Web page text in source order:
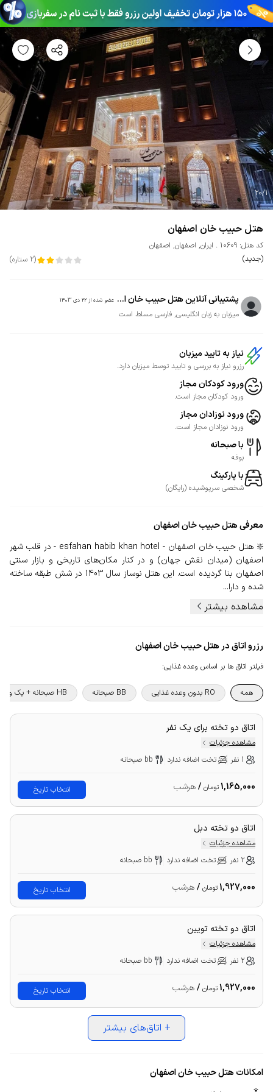
20/1
هتل حبیب خان اصفهان
کد هتل: 10609 ایران, اصفهان, اصفهان
(جدید)
(
2 ستاره)
پشتیبانی آنلاین هتل حبیب خان ا... عضو شده از 22 دی 1403
میزبان به زبان انگلیسی, فارسی مسلط است
نیاز به تایید میزبان
رزرو نیاز به بررسی و تایید توسط میزبان دارد.
ورود کودکان مجاز
ورود کودکان مجاز است.
ورود نوزادان مجاز
ورود نوزادان مجاز است.
با صبحانه
بوفه
با پارکینگ
شخصی سرپوشیده (رایگان)
معرفیهتل حبیب خان اصفهان
❇️ هتل حبیب خان اصفهان - esfahan habib khan hotel - در قلب شهر
اصفهان (میدان نقش جهان) و در کنار مکان‌های تاریخی و بازار سنتی
اصفهان بنا گردیده است. این هتل نوساز سال 1403 در شش طبقه ساخته
شده و دارا...
مشاهده بیشتر
رزرو اتاق در هتل حبیب خان اصفهان
فیلتر اتاق ها بر اساس وعده غذایی:
همه RO بدون وعده غذایی BB صبحانه HB صبحانه + یک وعده غذا
اتاق دو تخته برای یک نفر
مشاهده جزئیات
1 نفر
تخت اضافه ندارد bb صبحانه
1,165,000تومان /هرشب انتخاب تاریخ
اتاق دو تخته دبل
مشاهده جزئیات
2 نفر
تخت اضافه ندارد bb صبحانه
1,927,000تومان /هرشب انتخاب تاریخ
اتاق دو تخته تویین
مشاهده جزئیات
2 نفر
تخت اضافه ندارد bb صبحانه
1,927,000تومان /هرشب انتخاب تاریخ
+ اتاق‌های بیشتر
امکانات هتل حبیب خان اصفهان